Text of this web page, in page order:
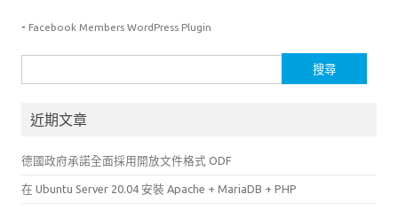
- Facebook Members WordPress Plugin
尋
鍵近期文章
德國政府承諾全面採用開放文件格式 ODF
在 Ubuntu Server 20.04 安裝 Apache + MariaDB + PHP